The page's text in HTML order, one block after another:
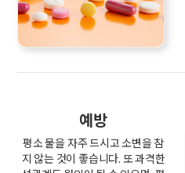
예방
평소 물을 자주 드시고 소변을 참
지 않는 것이 좋습니다. 또 과격한